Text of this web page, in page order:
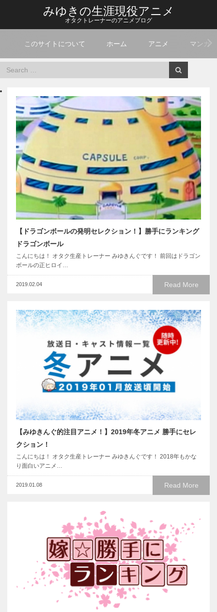
みゆきの生涯現役アニメ
オタクトレーナーのアニメブログ
このサイトについて ホーム アニメ マンガ
Home セレクション
【ドラゴンボールの発明セレクション！】勝手にランキング
ドラゴンボール
こんにちは！ オタク生産トレーナー みゆきんぐです！ 前回はドラゴン
ボールの正ヒロイ…
Read More
2019.02.04
【みゆきんぐ的注目アニメ！】2019年冬アニメ 勝手にセレ
クション！
こんにちは！ オタク生産トレーナー みゆきんぐです！ 2018年もかな
り面白いアニメ…
Read More
2019.01.08